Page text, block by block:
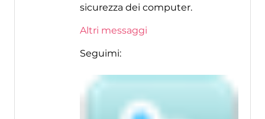
sicurezza dei computer.
Altri messaggi
Seguimi: